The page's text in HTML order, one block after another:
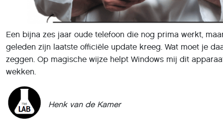
Een bijna zes jaar oude telefoon die nog prima werkt,
geleden zijn laatste officiële update kreeg. Wat moet je
zeggen. Op magische wijze helpt Windows mij dit
wekken.
In de vorige aflevering van Het Lab berekende ik dat een